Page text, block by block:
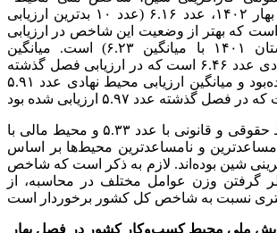
کسب‌وکار ایران در بهار ۱۴۰۲، عدد ۶.۱۶ (عدد ۱۰ بدترین ارزیابی
که بهتر از وضعیت این شاخص در ارزیابی
فصل گذشته (زمستان ۱۴۰۱ با میانگین ۶.۲۳) است. میانگین
ارزیابی محیط اقتصادی عدد ۶.۴۶ است که در ارزیابی فصل گذشته
عدد ۶.۵۵ حاصل شده‌بود و میانگین ارزیابی محیط نهادی عدد ۵.۹۱
بر این اساس، محیط حقوقی و قانونی با عدد ۵.۳۳ و محیط مالی با
ترتیب مساعدترین و نامساعدترین محیط‌ها بر اساس
شین بوده‌اند. لازم به ذکر است که شاخص
گرفتن وزن عوامل مختلف در محاسبه، از